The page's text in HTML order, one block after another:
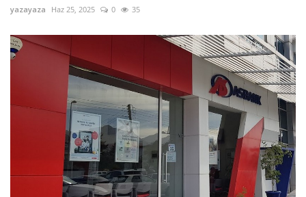
yazayaza Haz 25, 2025 0 35